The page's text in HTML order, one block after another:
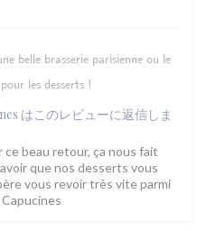
belle brasserie parisienne ou le
les desserts !
はこのレビューに返信しま
beau retour, ça nous fait
que nos desserts vous
vous revoir très vite parmi